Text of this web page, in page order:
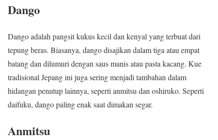
Dango
Dango adalah pangsit kukus kecil dan kenyal yang terbuat dari
tepung beras. Biasanya, dango disajikan dalam tiga atau empat
batang dan dilumuri dengan saus manis atau pasta kacang. Kue
tradisional Jepang ini juga sering menjadi tambahan dalam
hidangan penutup lainnya, seperti anmitsu dan oshiruko. Seperti
daifuku, dango paling enak saat dimakan segar.
Anmitsu